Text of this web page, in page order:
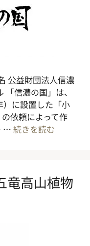
公益財団法人信濃
信濃の国」は、
）に設置した「小
依頼によって作
…続きを読む
竜高山植物